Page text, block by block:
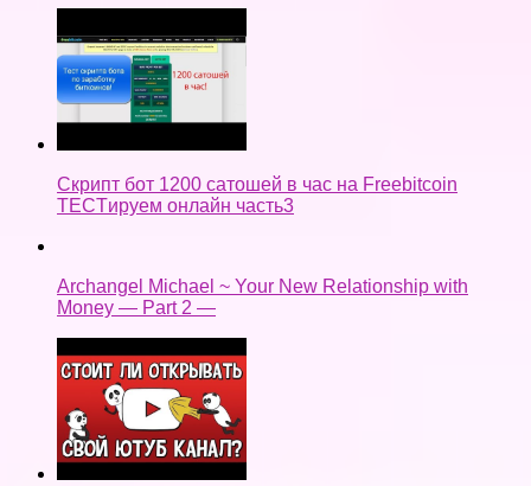
Скрипт бот 1200 сатошей в час на Freebitcoin
TECTируем онлайн часть3
Archangel Michael ~ Your New Relationship with
Money — Part 2 —